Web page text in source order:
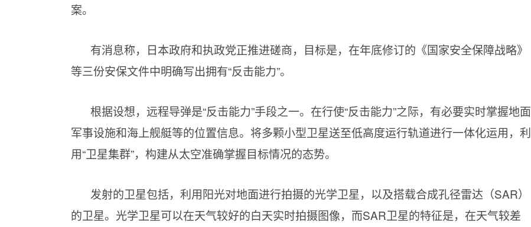
案。
有消息称，日本政府和执政党正推进磋商，目标是，在年底修订的《国家安全保障战略》
等三份安保文件中明确写出拥有“反击能力”。
根据设想，远程导弹是“反击能力”手段之一。在行使“反击能力”之际，有必要实时掌握地面
军事设施和海上舰艇等的位置信息。将多颗小型卫星送至低高度运行轨道进行一体化运用，利
用“卫星集群”，构建从太空准确掌握目标情况的态势。
发射的卫星包括，利用阳光对地面进行拍摄的光学卫星，以及搭载合成孔径雷达（SAR）
的卫星。光学卫星可以在天气较好的白天实时拍摄图像，而SAR卫星的特征是，在天气较差